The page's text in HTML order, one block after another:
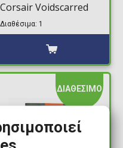
Corsair Voidscarred
Διαθέσιμα: 1
ΔΙΑΘΕΣΙΜΟ